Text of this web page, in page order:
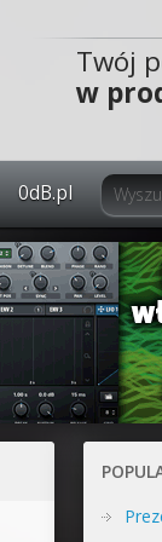
Twój
w
0dB.pl
0dB.pl -
Newsletter
Materiały dla
Archiwum